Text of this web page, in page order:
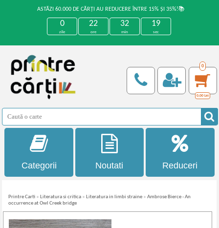
ASTĂZI 60.000 DE CĂRȚI AU REDUCERE ÎNTRE 15% ȘI 35%!📚
0
zile
22
ore
32
min
18
sec
0
0,00 Lei
Categorii Noutati Reduceri
Printre Carti » Literatura si critica » Literatura in limbi straine »Ambrose Bierce - An
occurrence at Owl Creek bridge